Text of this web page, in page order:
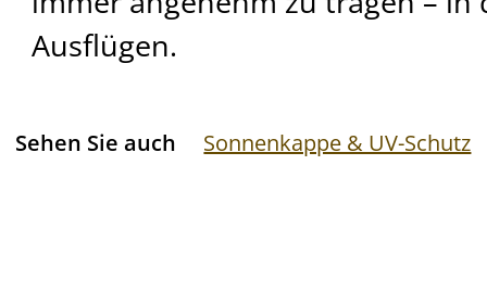
Ausflügen.
Sehen Sie auch Sonnenkappe & UV-Schutz